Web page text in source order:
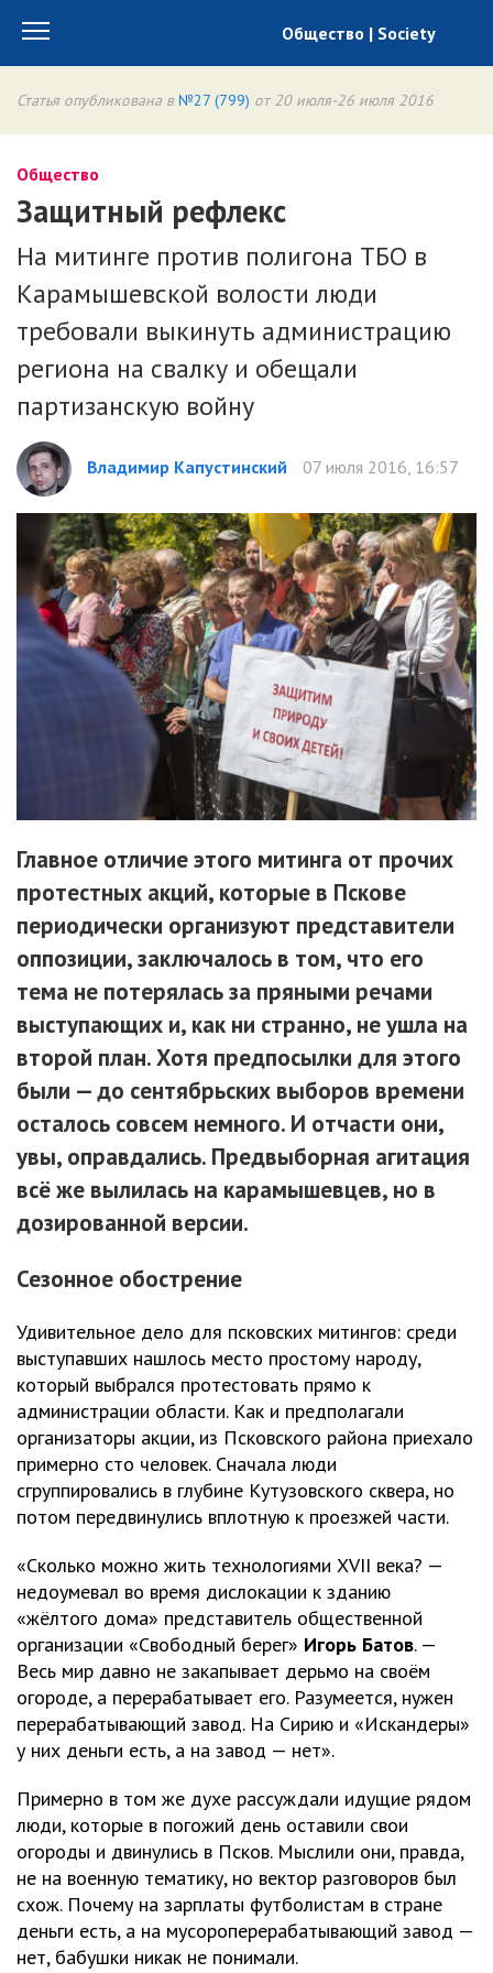
Общество | Society
Статья опубликована в №27 (799) от 20 июля-26 июля 2016
Общество
Защитный рефлекс
На митинге против полигона ТБО в
Карамышевской волости люди
требовали выкинуть администрацию
региона на свалку и обещали
партизанскую войну
Владимир Капустинский 07 июля 2016, 16:57
Главное отличие этого митинга от прочих
протестных акций, которые в Пскове
периодически организуют представители
оппозиции, заключалось в том, что его
тема не потерялась за пряными речами
выступающих и, как ни странно, не ушла на
второй план. Хотя предпосылки для этого
были — до сентябрьских выборов времени
осталось совсем немного. И отчасти они,
увы, оправдались. Предвыборная агитация
всё же вылилась на карамышевцев, но в
дозированной версии.
Сезонное обострение
Удивительное дело для псковских митингов: среди
выступавших нашлось место простому народу,
который выбрался протестовать прямо к
администрации области. Как и предполагали
организаторы акции, из Псковского района приехало
примерно сто человек. Сначала люди
сгруппировались в глубине Кутузовского сквера, но
потом передвинулись вплотную к проезжей части.
«Сколько можно жить технологиями XVII века? —
недоумевал во время дислокации к зданию
«жёлтого дома» представитель общественной
организации «Свободный берег» Игорь Батов. —
Весь мир давно не закапывает дерьмо на своём
огороде, а перерабатывает его. Разумеется, нужен
перерабатывающий завод. На Сирию и «Искандеры»
у них деньги есть, а на завод — нет».
Примерно в том же духе рассуждали идущие рядом
люди, которые в погожий день оставили свои
огороды и двинулись в Псков. Мыслили они, правда,
не на военную тематику, но вектор разговоров был
схож. Почему на зарплаты футболистам в стране
деньги есть, а на мусороперерабатывающий завод —
нет, бабушки никак не понимали.